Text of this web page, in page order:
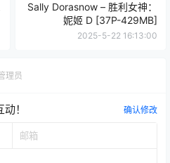
Sally Dorasnow – 胜利女神：
妮姬 D [37P-429MB]
2025-5-22 16:13:00
理员
！ 确认修改